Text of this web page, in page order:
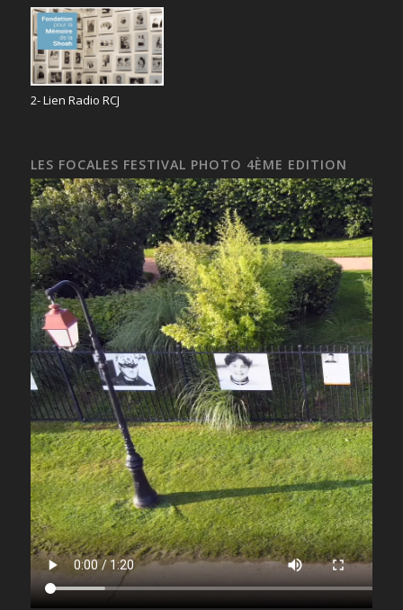
2- Lien Radio RCJ
LES FOCALES FESTIVAL PHOTO 4ÈME EDITION